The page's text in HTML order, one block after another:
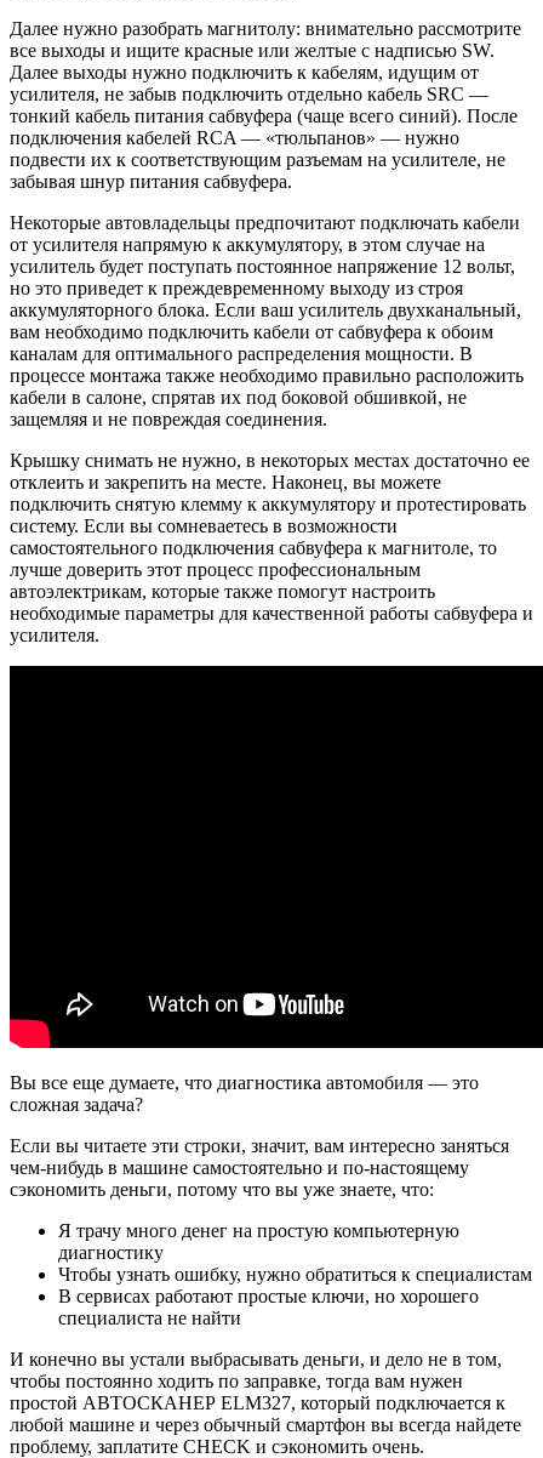
Далее нужно разобрать магнитолу: внимательно рассмотрите
все выходы и ищите красные или желтые с надписью SW.
Далее выходы нужно подключить к кабелям, идущим от
усилителя, не забыв подключить отдельно кабель SRC —
тонкий кабель питания сабвуфера (чаще всего синий). После
подключения кабелей RCA — «тюльпанов» — нужно
подвести их к соответствующим разъемам на усилителе, не
забывая шнур питания сабвуфера.
Некоторые автовладельцы предпочитают подключать кабели
от усилителя напрямую к аккумулятору, в этом случае на
усилитель будет поступать постоянное напряжение 12 вольт,
но это приведет к преждевременному выходу из строя
аккумуляторного блока. Если ваш усилитель двухканальный,
вам необходимо подключить кабели от сабвуфера к обоим
каналам для оптимального распределения мощности. В
процессе монтажа также необходимо правильно расположить
кабели в салоне, спрятав их под боковой обшивкой, не
защемляя и не повреждая соединения.
Крышку снимать не нужно, в некоторых местах достаточно ее
отклеить и закрепить на месте. Наконец, вы можете
подключить снятую клемму к аккумулятору и протестировать
систему. Если вы сомневаетесь в возможности
самостоятельного подключения сабвуфера к магнитоле, то
лучше доверить этот процесс профессиональным
автоэлектрикам, которые также помогут настроить
необходимые параметры для качественной работы сабвуфера и
усилителя.
Вы все еще думаете, что диагностика автомобиля — это
сложная задача?
Если вы читаете эти строки, значит, вам интересно заняться
чем-нибудь в машине самостоятельно и по-настоящему
сэкономить деньги, потому что вы уже знаете, что:
Я трачу много денег на простую компьютерную
диагностику
Чтобы узнать ошибку, нужно обратиться к специалистам
В сервисах работают простые ключи, но хорошего
специалиста не найти
И конечно вы устали выбрасывать деньги, и дело не в том,
чтобы постоянно ходить по заправке, тогда вам нужен
простой АВТОСКАНЕР ELM327, который подключается к
любой машине и через обычный смартфон вы всегда найдете
проблему, заплатите CHECK и сэкономить очень.